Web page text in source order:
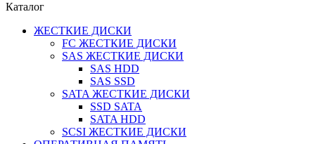
Каталог
ЖЕСТКИЕ ДИСКИ
FC ЖЕСТКИЕ ДИСКИ
SAS ЖЕСТКИЕ ДИСКИ
SAS HDD
SAS SSD
SATA ЖЕСТКИЕ ДИСКИ
SSD SATA
SATA HDD
SCSI ЖЕСТКИЕ ДИСКИ